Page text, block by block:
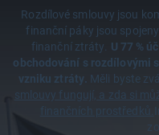
Rozdílové smlouvy jsou
finanční páky jsou
finanční ztráty. U 77 %
obchodování s rozdílovými
vzniku ztráty. Měli byste
smlouvy fungují, a zda si
finančních prostředků.